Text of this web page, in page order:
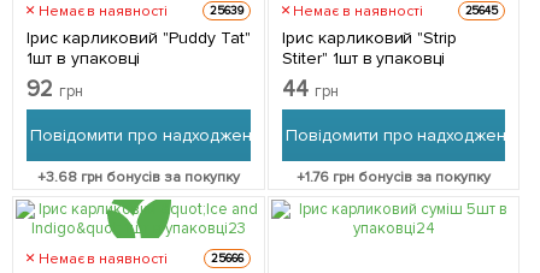
Немає в наявності 25639
Ірис карликовий "Puddy Tat"
1шт в упаковці
92 грн
Повідомити про надходження
+3.68 грн бонусів за покупку
Немає в наявності 25645
Ірис карликовий "Strip
Stiter" 1шт в упаковці
44 грн
Повідомити про надходження
+1.76грн бонусів за покупку
Немає в наявності 25666